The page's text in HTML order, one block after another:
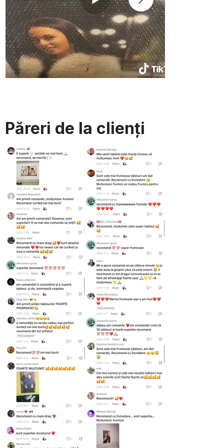
Păreri de la clienți